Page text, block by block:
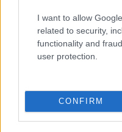
I want to allow
related to security,
functionality and
user protection.
CONFIRM
HÍRLEVÉL
Név